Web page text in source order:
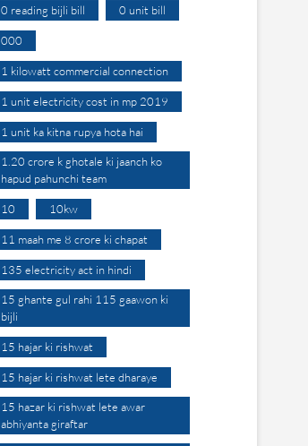
0 reading bijli bill 0 unit bill
000
1 kilowatt commercial connection
1 unit electricity cost in mp 2019
1 unit ka kitna rupya hota hai
1.20 crore k ghotale ki jaanch ko
hapud pahunchi team
10 10kw
11 maah me 8 crore ki chapat
135 electricity act in hindi
15 ghante gul rahi 115 gaawon ki
bijli
15 hajar ki rishwat
15 hajar ki rishwat lete dharaye
15 hazar ki rishwat lete awar
abhiyanta giraftar